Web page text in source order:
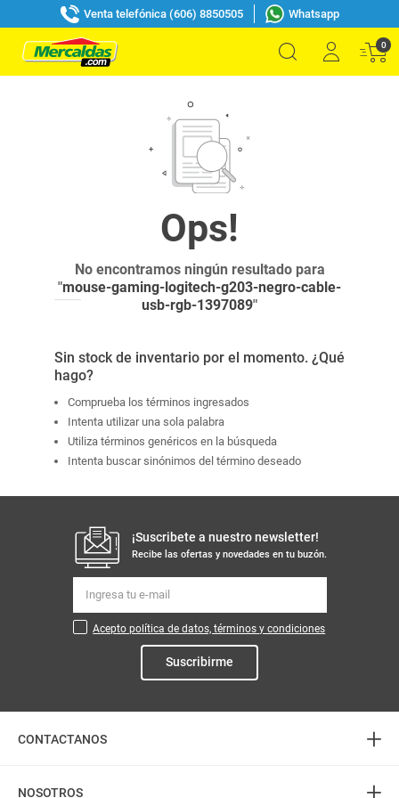
Venta telefónica (606) 8850505 Whatsapp
0
No encontramos ningún resultado para
"mouse-gaming-logitech-g203-negro-cable-
usb-rgb-1397089"
Sin stock de inventario por el momento. ¿Qué
hago?
Comprueba los términos ingresados
Intenta utilizar una sola palabra
Utiliza términos genéricos en la búsqueda
Intenta buscar sinónimos del término deseado
¡Suscribete a nuestro newsletter!
Recibe las ofertas y novedades en tu buzón.
Acepto política de datos, términos y condiciones
Suscribirme
CONTACTANOS +
Atención telefónica
NOSOTROS